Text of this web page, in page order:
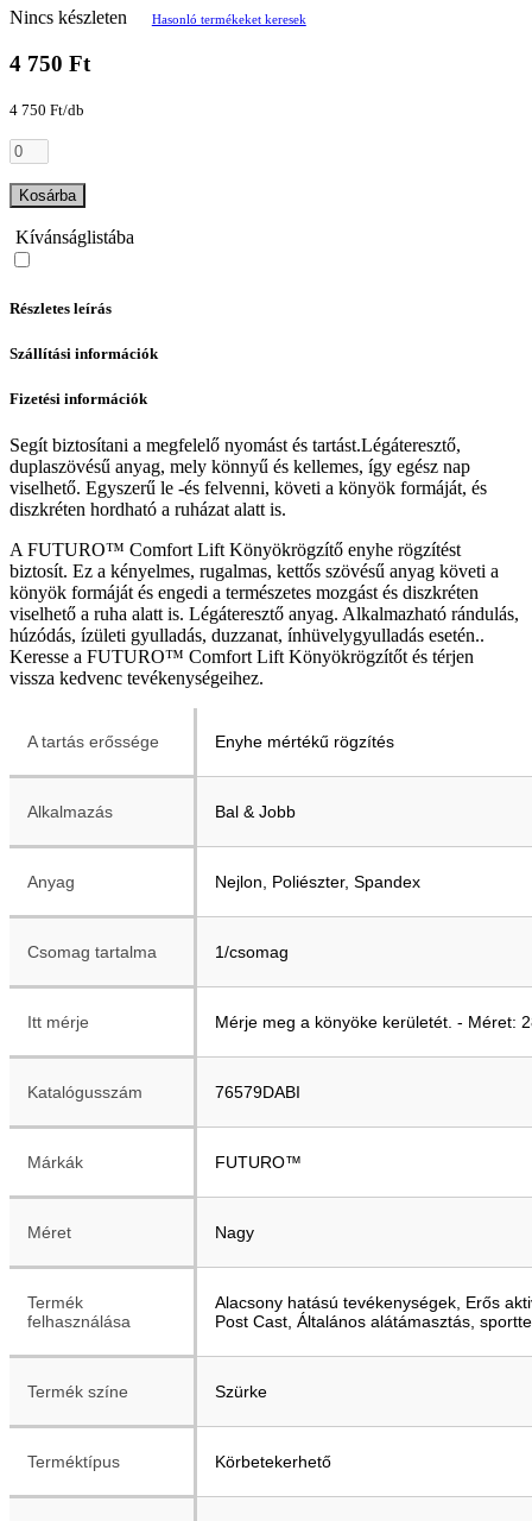
Nincs készleten Hasonló termékeket keresek
4 750 Ft
4 750 Ft/db
Kosárba
Kívánságlistába
Részletes leírás
Szállítási információk
Fizetési információk
Segít biztosítani a megfelelő nyomást és tartást.Légáteresztő,
duplaszövésű anyag, mely könnyű és kellemes, így egész nap
viselhető. Egyszerű le -és felvenni, követi a könyök formáját, és
diszkréten hordható a ruházat alatt is.
A FUTURO™ Comfort Lift Könyökrögzítő enyhe rögzítést
biztosít. Ez a kényelmes, rugalmas, kettős szövésű anyag követi a
könyök formáját és engedi a természetes mozgást és diszkréten
viselhető a ruha alatt is. Légáteresztő anyag. Alkalmazható rándulás,
húzódás, ízületi gyulladás, duzzanat, ínhüvelygyulladás esetén..
Keresse a FUTURO™ Comfort Lift Könyökrögzítőt és térjen
vissza kedvenc tevékenységeihez.
A tartás erőssége Enyhe mértékű rögzítés
Alkalmazás Bal & Jobb
Anyag Nejlon, Poliészter, Spandex
Csomag tartalma 1/csomag
Itt mérje Mérje meg a könyöke kerületét. - Méret:
Katalógusszám 76579DABI
Márkák FUTURO™
Méret Nagy
Termék
felhasználása
Alacsony hatású tevékenységek, Erős
Post Cast, Általános alátámasztás,
Termék színe Szürke
Terméktípus Körbetekerhető